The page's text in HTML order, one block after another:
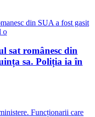
sat românesc din
sa. Poliția ia în
Funcționarii care